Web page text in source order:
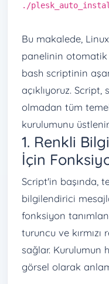
./
Bu makalede,
panelinin
bash scriptinin
açıklıyoruz.
olmadan tüm
kurulumunu üstlenir.
1. Renkli
İçin
Script'in başında,
bilgilendirici
fonksiyon
turuncu ve kırmızı
sağlar. Kurulumun
görsel olarak